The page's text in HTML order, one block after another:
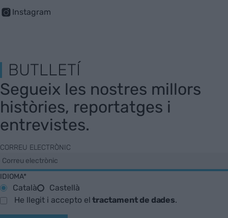
Instagram
BUTLLETÍ
Segueix les nostres millors
històries, reportatges i
entrevistes.
CORREU ELECTRÒNIC
IDIOMA*
Català
Castellà
He llegit i accepto eltractament de dades.